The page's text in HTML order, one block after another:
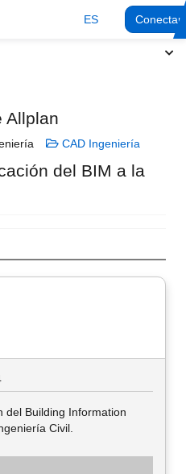
ES
Allplan
CAD Ingeniería
del BIM a la
del Building Information
Civil.